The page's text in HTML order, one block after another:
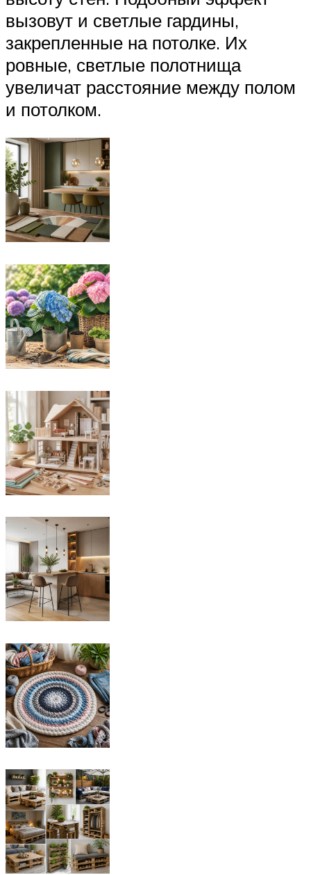
вызовут и светлые гардины,
закрепленные на потолке. Их
ровные, светлые полотнища
увеличат расстояние между полом
и потолком.